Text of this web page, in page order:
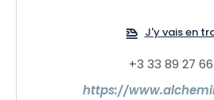
J'y vais en
+3 33 89 27 66
https://